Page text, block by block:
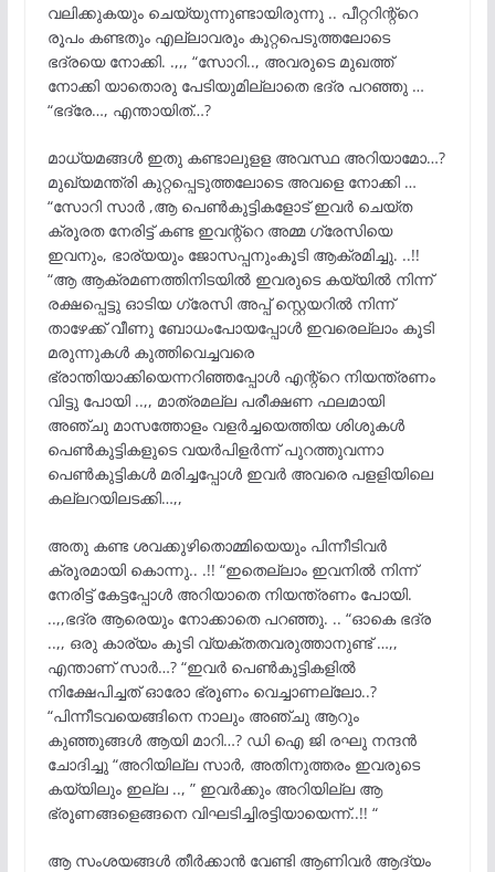
വലിക്കുകയും ചെയ്യുന്നുണ്ടായിരുന്നു .. പീറ്ററിന്റ്റെ
രൂപം കണ്ടതും എല്ലാവരും കുറ്റപെടുത്തലോടെ
ഭദ്രയെ നോക്കി. .,,, “സോറി.., അവരുടെ മുഖത്ത്
നോക്കി യാതൊരു പേടിയുമില്ലാതെ ഭദ്ര പറഞ്ഞു …
“ഭദ്രേ…, എന്തായിത്…?
മാധ്യമങ്ങൾ ഇതു കണ്ടാലുളള അവസ്ഥ അറിയാമോ…?
മുഖ്യമന്ത്രി കുറ്റപ്പെടുത്തലോടെ അവളെ നോക്കി …
“സോറി സാർ ,ആ പെൺകുട്ടികളോട് ഇവർ ചെയ്ത
ക്രൂരത നേരിട്ട് കണ്ട ഇവന്റ്റെ അമ്മ ഗ്രേസിയെ
ഇവനും, ഭാര്യയും ജോസപ്പനുംകൂടി ആക്രമിച്ചു. ..!!
“ആ ആക്രമണത്തിനിടയിൽ ഇവരുടെ കയ്യിൽ നിന്ന്
രക്ഷപ്പെട്ടു ഓടിയ ഗ്രേസി അപ്പ് സ്റ്റെയറിൽ നിന്ന്
താഴേക്ക് വീണു ബോധംപോയപ്പോൾ ഇവരെല്ലാം കൂടി
മരുന്നുകൾ കുത്തിവെച്ചവരെ
ഭ്രാന്തിയാക്കിയെന്നറിഞ്ഞപ്പോൾ എന്റ്റെ നിയന്ത്രണം
വിട്ടു പോയി ..,, മാത്രമല്ല പരീക്ഷണ ഫലമായി
അഞ്ചു മാസത്തോളം വളർച്ചയെത്തിയ ശിശുകൾ
പെൺകുട്ടികളുടെ വയർപിളർന്ന് പുറത്തുവന്നാ
പെൺകുട്ടികൾ മരിച്ചപ്പോൾ ഇവർ അവരെ പളളിയിലെ
കല്ലറയിലടക്കി…,,
അതു കണ്ട ശവക്കുഴിതൊമ്മിയെയും പിന്നീടിവർ
ക്രൂരമായി കൊന്നു.. .!! “ഇതെല്ലാം ഇവനിൽ നിന്ന്
നേരിട്ട് കേട്ടപ്പോൾ അറിയാതെ നിയന്ത്രണം പോയി.
..,,ഭദ്ര ആരെയും നോക്കാതെ പറഞ്ഞു. .. “ഓകെ ഭദ്ര
..,, ഒരു കാര്യം കൂടി വ്യക്തതവരുത്താനുണ്ട് …,,
എന്താണ് സാർ…? “ഇവർ പെൺകുട്ടികളിൽ
നിക്ഷേപിച്ചത് ഓരോ ഭ്രൂണം വെച്ചാണല്ലോ..?
“പിന്നീടവയെങ്ങിനെ നാലും അഞ്ചു ആറും
കുഞ്ഞുങ്ങൾ ആയി മാറി…? ഡി ഐ ജി രഘു നന്ദൻ
ചോദിച്ചു “അറിയില്ല സാർ, അതിനുത്തരം ഇവരുടെ
കയ്യിലും ഇല്ല .., ” ഇവർക്കും അറിയില്ല ആ
ഭ്രൂണങ്ങളെങ്ങനെ വിഘടിച്ചിരട്ടിയായെന്ന്..!! “
ആ സംശയങ്ങൾ തീർക്കാൻ വേണ്ടി ആണിവർ ആദ്യം